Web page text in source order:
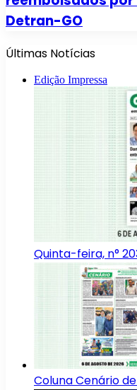
Detran-GO
Últimas Notícias
Edição Impressa
Quinta-feira, n°
Coluna Cenário